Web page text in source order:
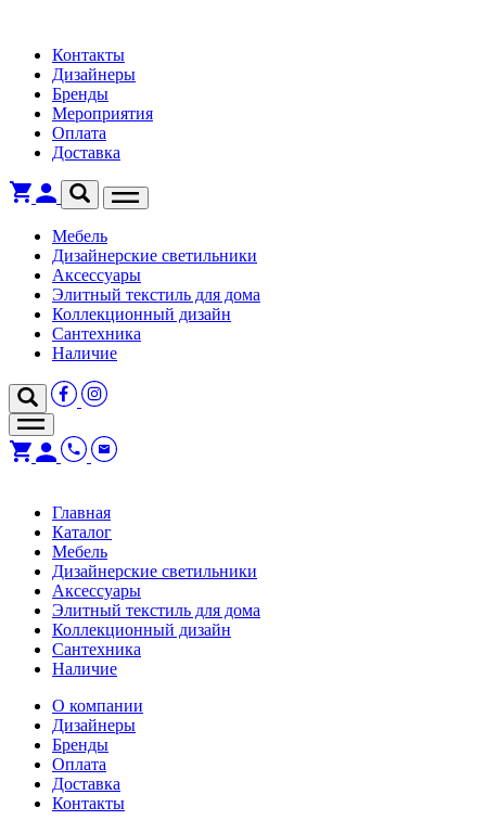
Контакты
Дизайнеры
Бренды
Мероприятия
Оплата
Доставка
Мебель
Дизайнерские светильники
Аксессуары
Элитный текстиль для дома
Коллекционный дизайн
Сантехника
Наличие
Главная
Каталог
Мебель
Дизайнерские светильники
Аксессуары
Элитный текстиль для дома
Коллекционный дизайн
Сантехника
Наличие
О компании
Дизайнеры
Бренды
Оплата
Доставка
Контакты